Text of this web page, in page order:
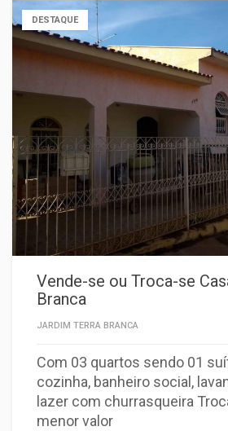
DESTAQUE
Vende-se ou Troca-se
Branca
JARDIM TERRA BRANCA
Com 03 quartos sendo 01
cozinha, banheiro social,
lazer com churrasqueira
menor valor